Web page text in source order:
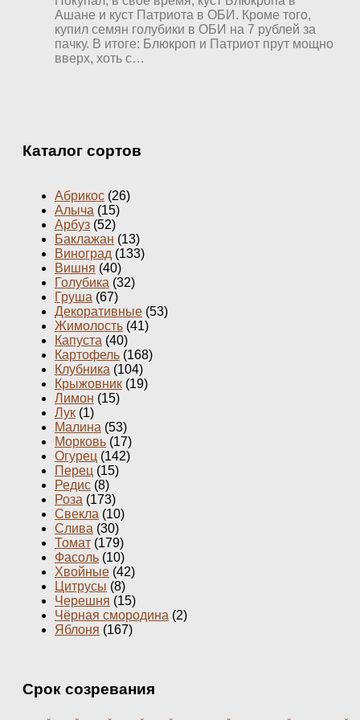
Ашане и куст Патриота в ОБИ. Кроме того,
купил семян голубики в ОБИ на 7 рублей за
пачку. В итоге: Блюкроп и Патриот прут мощно
вверх, хоть с…
Каталог сортов
Абрикос (26)
Алыча (15)
Арбуз (52)
Баклажан (13)
Виноград (133)
Вишня (40)
Голубика (32)
Груша (67)
Декоративные (53)
Жимолость (41)
Капуста (40)
Картофель (168)
Клубника (104)
Крыжовник (19)
Лимон (15)
Лук (1)
Малина (53)
Морковь (17)
Огурец (142)
Перец (15)
Редис (8)
Роза (173)
Свекла (10)
Слива (30)
Томат (179)
Фасоль (10)
Хвойные (42)
Цитрусы (8)
Черешня (15)
Чёрная смородина (2)
Яблоня (167)
Срок созревания